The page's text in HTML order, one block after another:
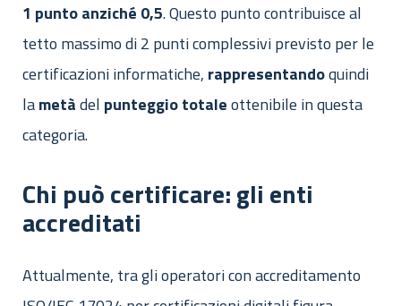
1 puntoanziché 0,5. Questo punto contribuisce al
tetto massimo di 2 punti complessivi previsto per le
certificazioni informatiche, rappresentandoquindi
lametàdel punteggiototaleottenibile in questa
categoria.
Chi può certificare: gli enti
accreditati
Attualmente, tra gli operatori con accreditamento